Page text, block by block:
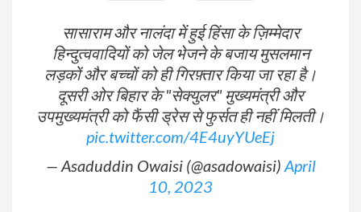
सासाराम और नालंदा में हुई हिंसा के ज़िम्मेदार
हिन्दुत्ववादियों को जेल भेजने के बजाय मुसलमान
लड़कों और बच्चों को ही गिरफ़्तार किया जा रहा है।
दूसरी ओर बिहार के "सेक्युलर" मुख्यमंत्री और
उपमुख्यमंत्री को फैंसी ड्रेस से फुर्सत ही नहीं मिलती।
pic.twitter.com/4E4uyYUeEj
— Asaduddin Owaisi (@asadowaisi) April
10, 2023